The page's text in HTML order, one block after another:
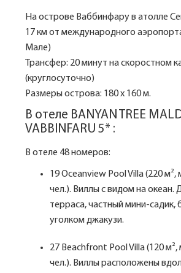
На острове Ваббинфару в атолле
17 км от международного
Мале)
Трансфер: 20 минут на скоростном
(круглосуточно)
Размеры острова: 180 х 160 м.
В отеле BANYAN TREE
VABBINFARU 5* :
В отеле 48 номеров:
19 Oceanview Pool Villa (220 м²,
чел.). Виллы с видом на океан.
терраса, частный мини-садик,
уголком джакузи.
27 Beachfront Pool Villa (120 м²,
чел.). Виллы расположены